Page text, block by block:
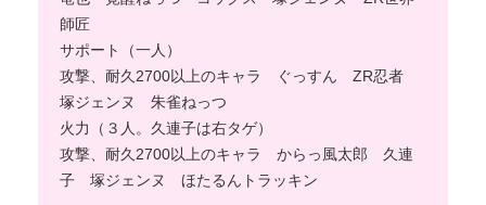
師匠
サポート（一人）
攻撃、耐久2700以上のキャラ ぐっすん ZR忍者
塚ジェンヌ 朱雀ねっつ
火力（３人。久連子は右タゲ）
攻撃、耐久2700以上のキャラ からっ風太郎 久連
子 塚ジェンヌ ほたるんトラッキン